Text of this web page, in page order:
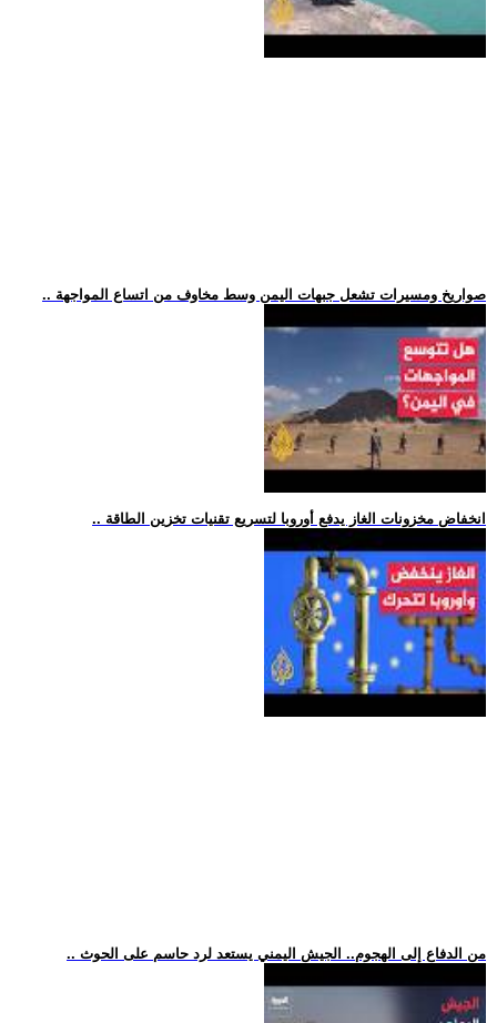
.. صواريخ ومسيرات تشعل جبهات اليمن وسط مخاوف من اتساع المواجهة
.. انخفاض مخزونات الغاز يدفع أوروبا لتسريع تقنيات تخزين الطاقة
.. من الدفاع إلى الهجوم.. الجيش اليمني يستعد لرد حاسم على الحوث